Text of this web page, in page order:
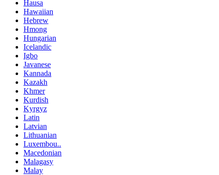
Hausa
Hawaiian
Hebrew
Hmong
Hungarian
Icelandic
Igbo
Javanese
Kannada
Kazakh
Khmer
Kurdish
Kyrgyz
Latin
Latvian
Lithuanian
Luxembou..
Macedonian
Malagasy
Malay